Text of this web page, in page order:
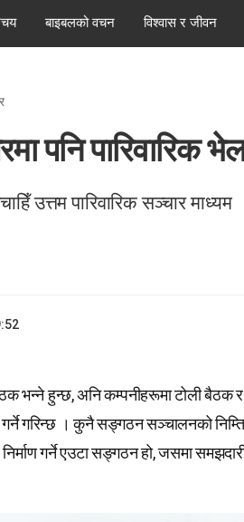
बाइबलको वचन विश्वास र जीवन
पनि पारिवारिक
उत्तम पारिवारिक सञ्चार माध्यम
भन्ने हुन्छ, अनि कम्पनीहरूमा टोली बैठक
गरिन्छ । कुनै सङ्गठन सञ्चालनको निम्ति
निर्माण गर्ने एउटा सङ्गठन हो, जसमा